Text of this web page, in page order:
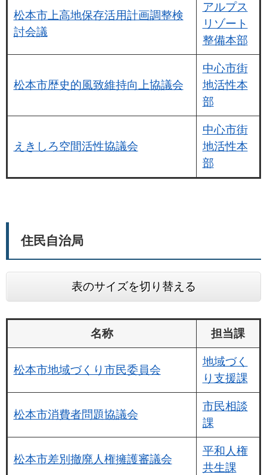
松本市上高地保存活用計画調整検
討会議
アルプス
リゾート
整備本部
松本市歴史的風致維持向上協議会
中心市街
地活性本
部
えきしろ空間活性協議会
中心市街
地活性本
部
住民自治局
表のサイズを切り替える
名称 担当課
松本市地域づくり市民委員会
地域づく
り支援課
松本市消費者問題協議会
市民相談
課
松本市差別撤廃人権擁護審議会
平和人権
共生課